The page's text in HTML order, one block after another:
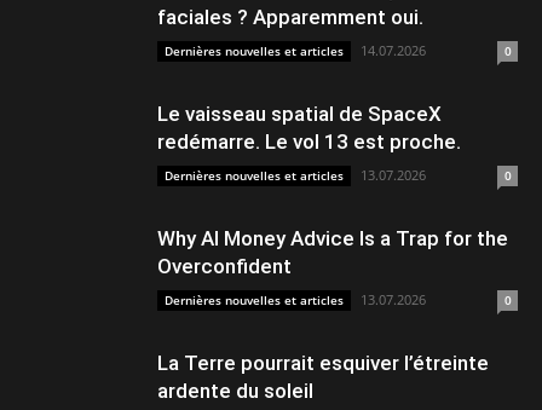
faciales ? Apparemment oui.
Dernières nouvelles et articles 14.07.2026 0
Le vaisseau spatial de SpaceX
redémarre. Le vol 13 est proche.
Dernières nouvelles et articles 13.07.2026 0
Why AI Money Advice Is a Trap for the
Overconfident
Dernières nouvelles et articles 13.07.2026 0
La Terre pourrait esquiver l’étreinte
ardente du soleil